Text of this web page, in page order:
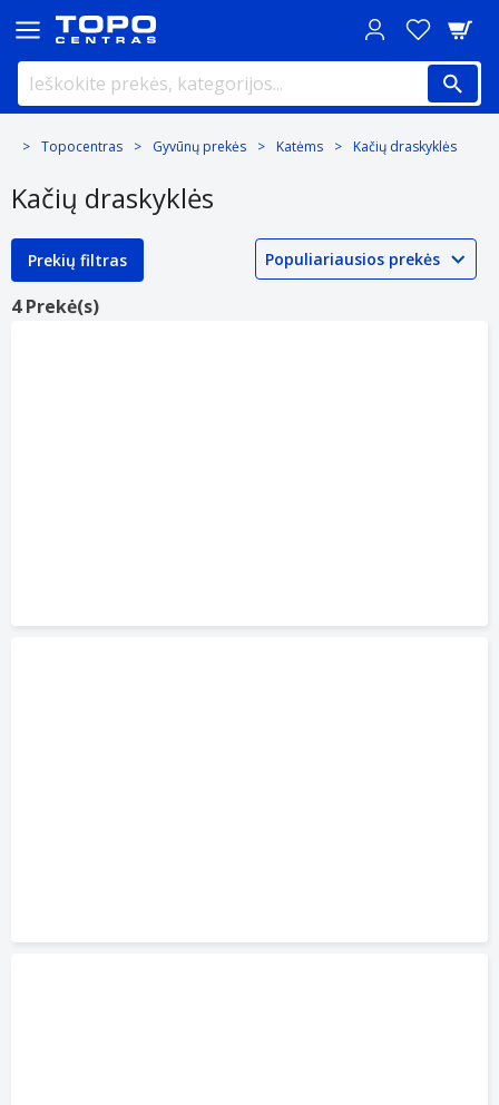
Topocentras Gyvūnų prekės Katėms Kačių draskyklės
Kačių draskyklės
Prekių filtras
4 Prekė(s)